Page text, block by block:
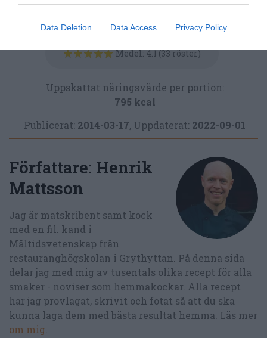
Data Deletion Data Access Privacy Policy
Medel:4.1(33röster)
Uppskattat näringsvärde per portion:
795 kcal
Publicerat: 2014-03-17, Uppdaterat: 2022-09-01
Författare: Henrik
Mattsson
Jag är matskribent samt kock
med en fil. kand i
Måltidsvetenskap från
restauranghögskolan i Grythyttan. På denna sida
delar jag med mig av tusentals olika recept för alla
smaker - noviser som hemmakockar. Alla recept
har jag provlagat, skrivit och fotat så att du ska
kunna laga dem med bästa resultat hemma. Läs mer
om mig